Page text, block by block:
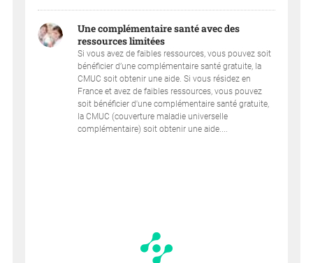
Une complémentaire santé avec des
ressources limitées
Si vous avez de faibles ressources, vous pouvez soit
bénéficier d’une complémentaire santé gratuite, la
CMUC soit obtenir une aide. Si vous résidez en
France et avez de faibles ressources, vous pouvez
soit bénéficier d'une complémentaire santé gratuite,
la CMUC (couverture maladie universelle
complémentaire) soit obtenir une aide....